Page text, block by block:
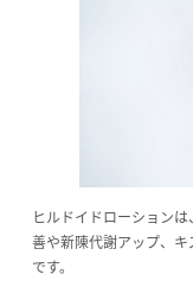
ヒルドイドローション
善や新陳代謝アップ、
です。